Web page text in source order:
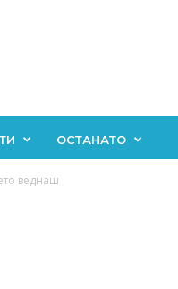
ОСТАНАТО
веднаш